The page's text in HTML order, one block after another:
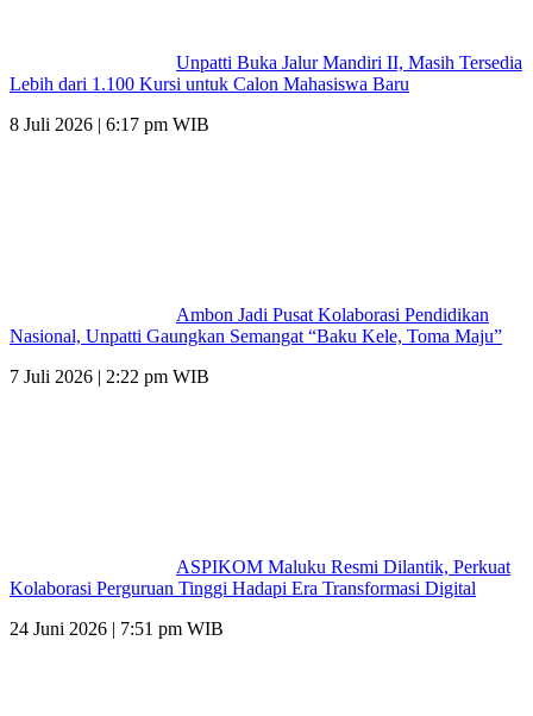
Unpatti Buka Jalur Mandiri II, Masih Tersedia
Lebih dari 1.100 Kursi untuk Calon Mahasiswa Baru
8 Juli 2026 | 6:17 pm WIB
Ambon Jadi Pusat Kolaborasi Pendidikan
Nasional, Unpatti Gaungkan Semangat “Baku Kele, Toma Maju”
7 Juli 2026 | 2:22 pm WIB
ASPIKOM Maluku Resmi Dilantik, Perkuat
Kolaborasi Perguruan Tinggi Hadapi Era Transformasi Digital
24 Juni 2026 | 7:51 pm WIB